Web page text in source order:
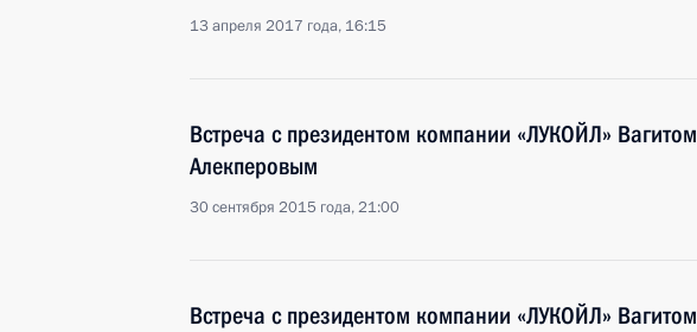
13 апреля 2017 года, 16:15
Встреча с президентом компании «ЛУКОЙЛ» Вагитом
Алекперовым
30 сентября 2015 года, 21:00
Встреча с президентом компании «ЛУКОЙЛ» Вагитом